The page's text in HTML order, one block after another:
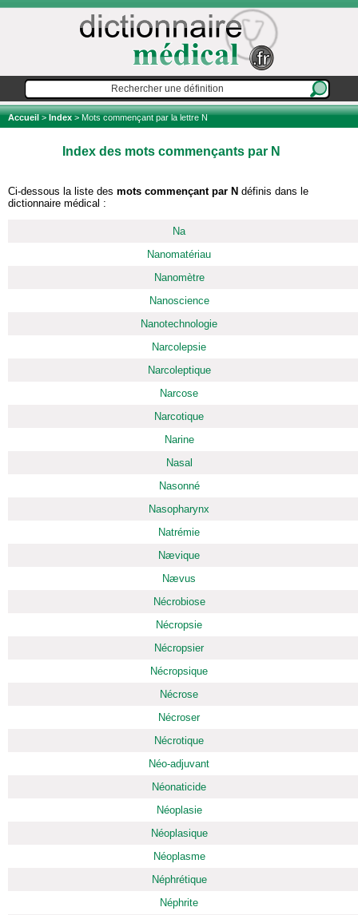
Accueil>Index> Mots commençant par la lettre N
Index des mots commençants par N
Ci-dessous la liste des mots commençant par N définis dans le
dictionnaire médical :
Na
Nanomatériau
Nanomètre
Nanoscience
Nanotechnologie
Narcolepsie
Narcoleptique
Narcose
Narcotique
Narine
Nasal
Nasonné
Nasopharynx
Natrémie
Nævique
Nævus
Nécrobiose
Nécropsie
Nécropsier
Nécropsique
Nécrose
Nécroser
Nécrotique
Néo-adjuvant
Néonaticide
Néoplasie
Néoplasique
Néoplasme
Néphrétique
Néphrite